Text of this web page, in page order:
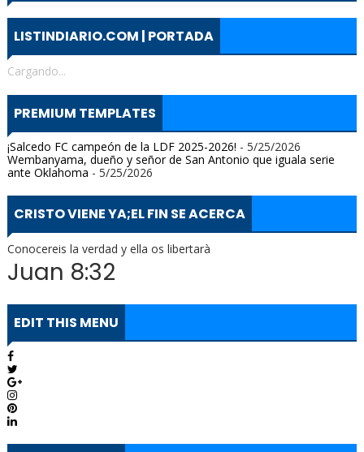
LISTINDIARIO.COM | PORTADA
Cargando...
PREMIUM TEMPLATES
¡Salcedo FC campeón de la LDF 2025-2026! - 5/25/2026
Wembanyama, dueño y señor de San Antonio que iguala serie
ante Oklahoma - 5/25/2026
CRISTO VIENE YA;EL FIN SE ACERCA
Conocereis la verdad y ella os libertarà
Juan 8:32
EDIT THIS MENU